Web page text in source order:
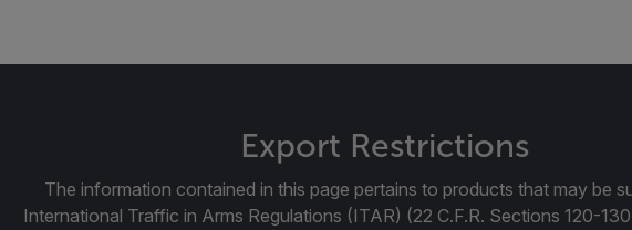
Export Restrictions
The information contained in this page pertains to products that may be
International Traffic in Arms Regulations (ITAR) (22 C.F.R. Sections 120-